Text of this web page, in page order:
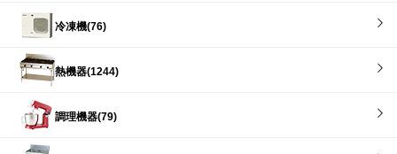
冷凍機(76)
熱機器(1244)
調理機器(79)